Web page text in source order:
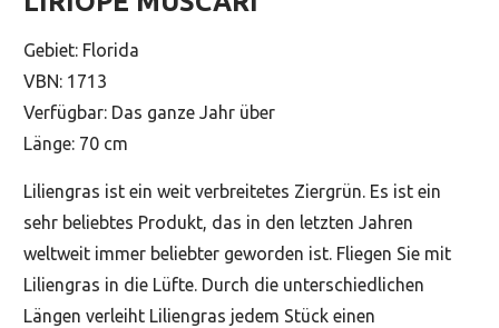
Gebiet: Florida
VBN: 1713
Verfügbar: Das ganze Jahr über
Länge: 70 cm
Liliengras ist ein weit verbreitetes Ziergrün. Es ist ein
sehr beliebtes Produkt, das in den letzten Jahren
weltweit immer beliebter geworden ist. Fliegen Sie mit
Liliengras in die Lüfte. Durch die unterschiedlichen
Längen verleiht Liliengras jedem Stück einen